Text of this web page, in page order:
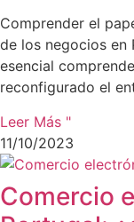
Comprender el
de los negocios en
esencial
reconfigurado el
Leer Más "
11/10/2023
Comercio